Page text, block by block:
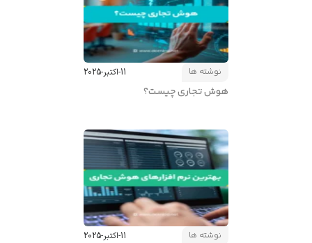
نوشته ها
هوش تجاری چیست؟
نوشته ها